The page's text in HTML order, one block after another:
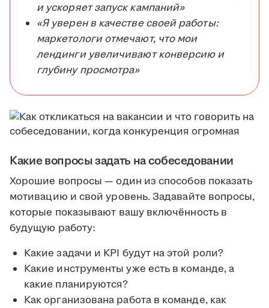
и ускоряет запуск кампаний»
«Я уверен в качестве своей работы:
маркетологи отмечают, что мои
лендинги увеличивают конверсию и
глубину просмотра»
Какие вопросы задать на собеседовании
Хорошие вопросы — один из способов показать
мотивацию и свой уровень. Задавайте вопросы,
которые показывают вашу включённость в
будущую работу:
Какие задачи и KPI будут на этой роли?
Какие инструменты уже есть в команде, а
какие планируются?
Как организована работа в команде, как